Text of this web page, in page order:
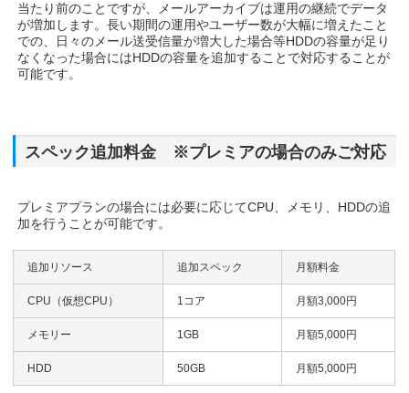
当たり前のことですが、メールアーカイブは運用の継続でデータ
が増加します。長い期間の運用やユーザー数が大幅に増えたこと
での、日々のメール送受信量が増大した場合等HDDの容量が足り
なくなった場合にはHDDの容量を追加することで対応することが
可能です。
スペック追加料金 ※プレミアの場合のみご対応
プレミアプランの場合には必要に応じてCPU、メモリ、HDDの追
加を行うことが可能です。
追加リソース 追加スペック 月額料金
CPU（仮想CPU） 1コア 月額3,000円
メモリー 1GB 月額5,000円
HDD 50GB 月額5,000円